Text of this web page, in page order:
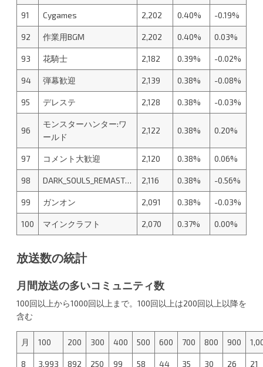
91 Cygames 2,202 0.40% -0.19%
92 作業用BGM 2,202 0.40% 0.03%
93 花騎士 2,182 0.39% -0.02%
94 弾幕歓迎 2,139 0.38% -0.08%
95 デレステ 2,128 0.38% -0.03%
96
モンスターハンター:ワ
ールド
2,122 0.38% 0.20%
97 コメント大歓迎 2,120 0.38% 0.06%
98 DARK_SOULS_REMAST… 2,116 0.38% -0.56%
99 ガンオン 2,091 0.38% -0.03%
100 マインクラフト 2,070 0.37% 0.00%
放送数の統計
月間放送の多いコミュニティ数
100回以上から1000回以上まで。100回以上は200回以上以降を
含む
月 100 200 300 400 500 600 700 800 900
8 3,993 892 250 99 58 44 35 30 26 21